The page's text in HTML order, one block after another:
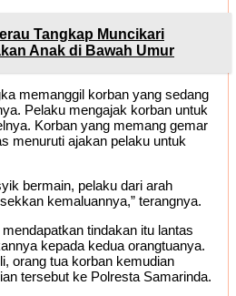
Tangkap Muncikari
Anak di Bawah Umur
memanggil korban yang sedang
Pelaku mengajak korban untuk
Korban yang memang gemar
menuruti ajakan pelaku untuk
bermain, pelaku dari arah
kemaluannya,” terangnya.
tindakan itu lantas
kepada kedua orangtuanya.
orang tua korban kemudian
tersebut ke Polresta Samarinda.